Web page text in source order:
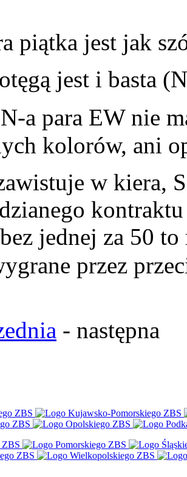
piątka jest jak
jest i basta
a para EW nie
kolorów, ani
w kiera,
jednej za 50
przez
- następna